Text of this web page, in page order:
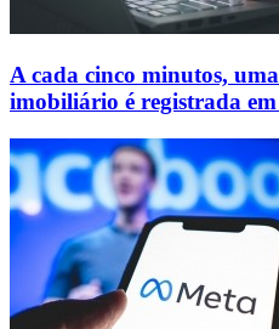
A cada cinco minutos,
imobiliário é registrada